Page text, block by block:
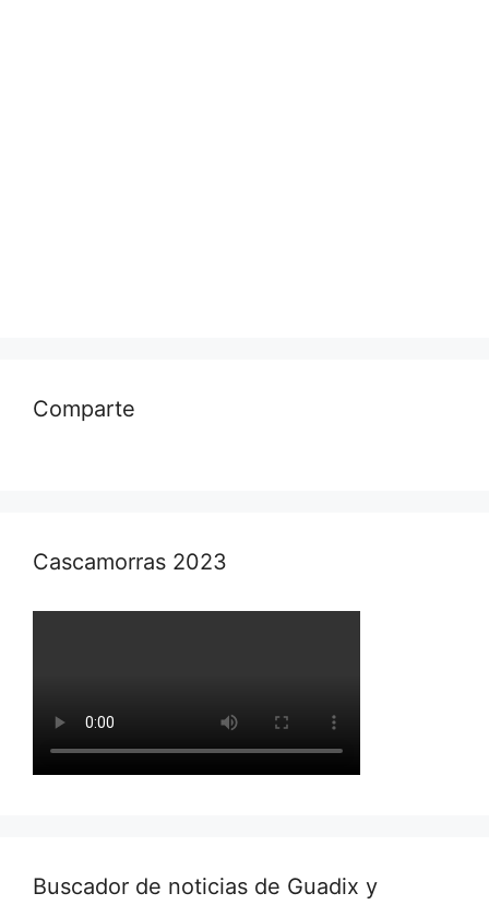
Comparte
Cascamorras 2023
Buscador de noticias de Guadix y